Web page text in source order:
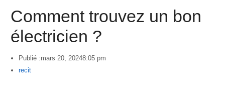
Comment trouvez un bon
électricien ?
Publié :mars 20, 20248:05 pm
Author
recit